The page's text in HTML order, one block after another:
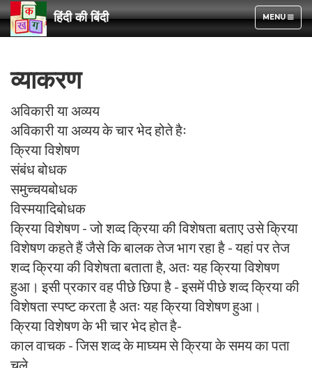
TOGGLE
NAVIGATION
MENU
हिंदी की बिंदी
व्याकरण
अविकारी या अव्यय
अविकारी या अव्यय के चार भेद होते हैः
क्रिया विशेषण
संबंध बोधक
समुच्चयबोधक
विस्मयादिबोधक
क्रिया विशेषण - जो शव्द क्रिया की विशेषता बताए उसे क्रिया
विशेषण कहते हैं जैसे कि बालक तेज भाग रहा है - यहां पर तेज
शव्द क्रिया की विशेषता बताता है, अतः यह क्रिया विशेषण
हुआ। इसी प्रकार वह पीछे छिपा है - इसमें पीछे शव्द क्रिया की
विशेषता स्पष्ट करता है अतः यह क्रिया विशेषण हुआ।
क्रिया विशेषण के भी चार भेद होत है-
काल वाचक - जिस शव्द के माघ्यम से क्रिया के समय का पता
चले